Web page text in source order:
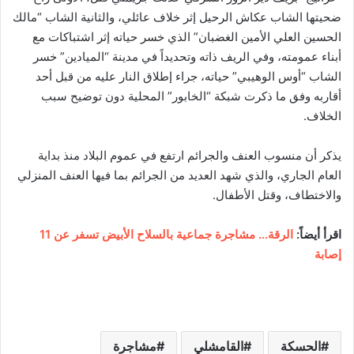
ضحيتها الشاب عكاش الرحيل إثر خلاف عائلي، والثانية الشاب “مالك
الحسين العلي الأمين الغضبان” الذي خسر حياته إثر اشتباكات مع
أبناء عمومته، وفي الريف ذاته وتحديداً في مدينة “الميادين” خسر
الشاب “أوس الوهيبي” حياته، جراء إطلاق النار عليه من قبل أحد
أقاربه وفق ما ذكرت شبكة “الخابور” المحلية دون توضيح سبب
الخلاف.
يذكر أن منسوب العنف والجرائم ارتفع في عموم البلاد منذ بداية
العام الجاري، والذي شهد العديد من الجرائم بما فيها العنف المنزلي
والاختطاف، وقتل الأطفال.
اقرأ أيضاً:
الرقة… مشاجرة جماعية بالسلاح الأبيض تسفر عن 11
إصابة
الحسكة القامشلي مشاجرة